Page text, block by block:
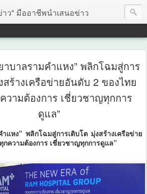
าว" มืออาชีพนำเสนอข่าว
าบาลรามคำแหง” พลิกโฉมสู่การ
สร้างเครือข่ายอันดับ 2 ของไทย
วามต้องการ เชี่ยวชาญทุกการ
ดูแล”
แหง” พลิกโฉมสู่การเติบโต มุ่งสร้างเครือข่าย
กความต้องการ เชี่ยวชาญทุกการดูแล”